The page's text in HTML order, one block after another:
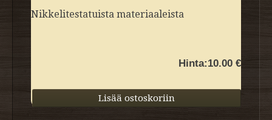
Nikkelitestatuista materiaaleista
Hinta:10.00 €